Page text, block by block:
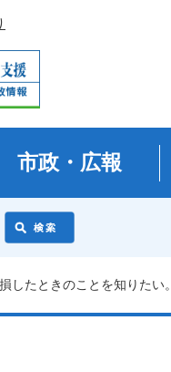
市政・広報
したときのことを知りたい。